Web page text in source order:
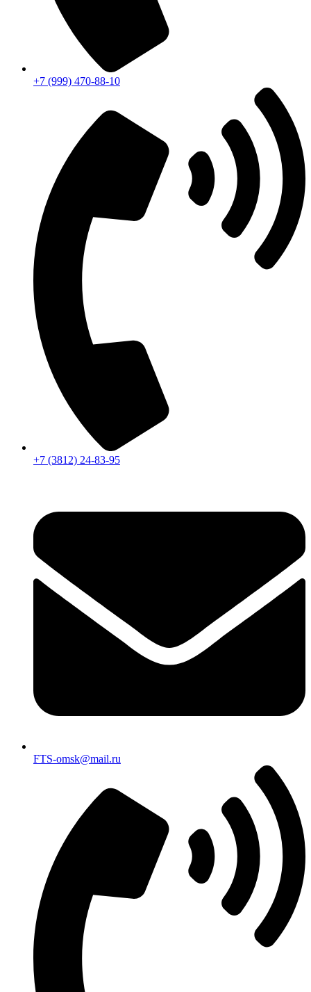
+7 (999) 470-88-10
+7 (3812) 24-83-95
FTS-omsk@mail.ru